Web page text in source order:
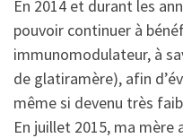
En 2014 et durant les
pouvoir continuer à
immunomodulateur, à
de glatiramère), afin
même si devenu très
En juillet 2015, ma mère